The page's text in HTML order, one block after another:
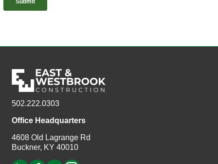
502.222.0303
Office Headquarters
4608 Old Lagrange Rd
Buckner, KY 40010